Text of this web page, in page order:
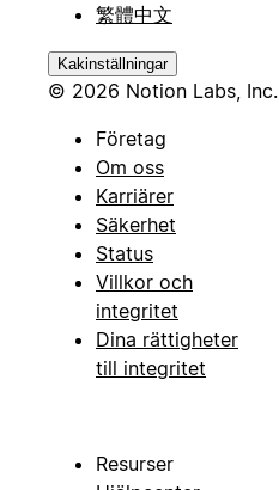
繁體中文
Kakinställningar
© 2026 Notion Labs, Inc.
Företag
Om oss
Karriärer
Säkerhet
Status
Villkor och
integritet
Dina rättigheter
till integritet
Resurser